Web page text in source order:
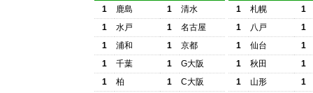
1 鹿島 1
清水
1
水戸 1
名古屋
1
浦和 1
京都
1
千葉 1
G大阪
1
柏 1
C大阪
1 札幌
1
1
八戸
1
1
仙台
1
1
秋田
1
1
山形
1